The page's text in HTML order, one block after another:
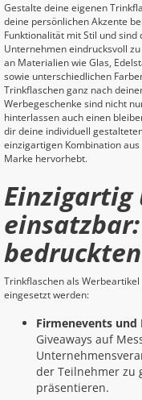
Gestalte deine eigenen
deine persönlichen Akzente
Funktionalität mit Stil und
Unternehmen eindrucksvoll
an Materialien wie Glas,
sowie unterschiedlichen
Trinkflaschen ganz nach
Werbegeschenke sind nicht
hinterlassen auch einen
dir deine individuell
einzigartigen Kombination
Marke hervorhebt.
Trinkflaschen als
eingesetzt werden:
Firmenevents und
Giveaways auf
der Teilnehmer zu
präsentieren.